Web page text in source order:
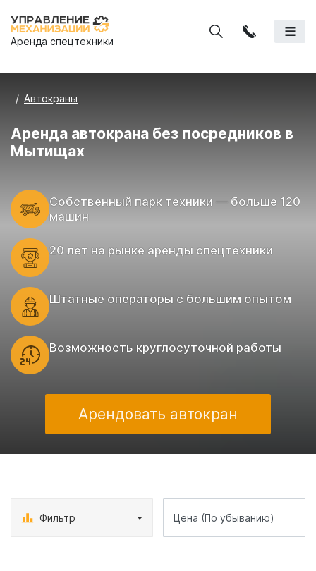
Аренда спецтехники
Автокраны
Аренда автокрана без посредников в
Мытищах
Cобственный парк техники — больше 120
машин
20 лет на рынке аренды спецтехники
Штатные операторы с большим опытом
Возможность круглосуточной работы
Арендовать автокран
Фильтр